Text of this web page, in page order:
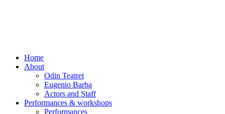
Home
About
Odin Teatret
Eugenio Barba
Actors and Staff
Performances & workshops
Performances